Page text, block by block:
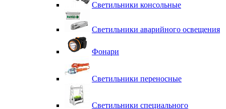
Светильники консольные
Светильники аварийного освещения
Фонари
Светильники переносные
Светильники специального